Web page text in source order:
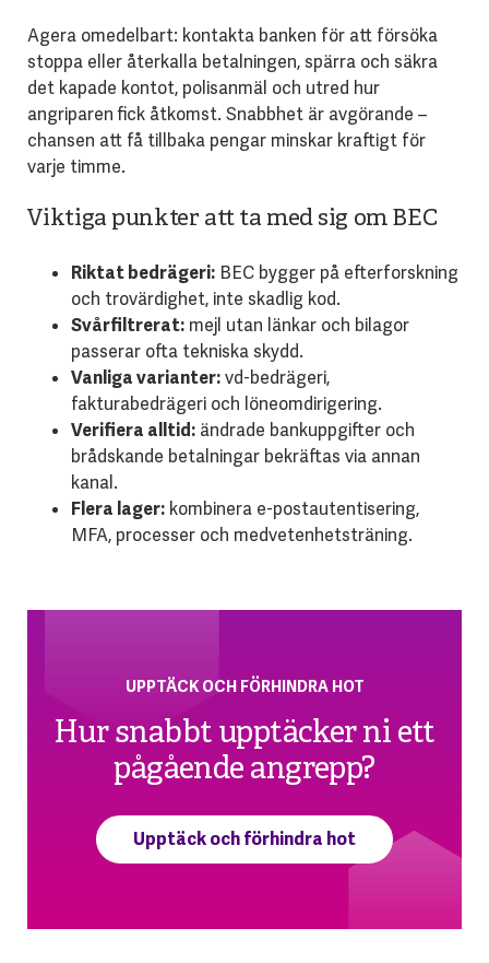
Agera omedelbart: kontakta banken för att försöka
stoppa eller återkalla betalningen, spärra och säkra
det kapade kontot, polisanmäl och utred hur
angriparen fick åtkomst. Snabbhet är avgörande –
chansen att få tillbaka pengar minskar kraftigt för
varje timme.
Viktiga punkter att ta med sig om BEC
Riktat bedrägeri:BEC bygger på efterforskning
och trovärdighet, inte skadlig kod.
Svårfiltrerat:mejl utan länkar och bilagor
passerar ofta tekniska skydd.
Vanliga varianter:vd-bedrägeri,
fakturabedrägeri och löneomdirigering.
Verifiera alltid:ändrade bankuppgifter och
brådskande betalningar bekräftas via annan
kanal.
Flera lager:kombinera e-postautentisering,
MFA, processer och medvetenhetsträning.
UPPTÄCK OCH FÖRHINDRA HOT
Hur snabbt upptäcker ni ett
pågående angrepp?
Upptäck och förhindra hot